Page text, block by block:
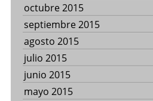
octubre 2015
septiembre 2015
agosto 2015
julio 2015
junio 2015
mayo 2015